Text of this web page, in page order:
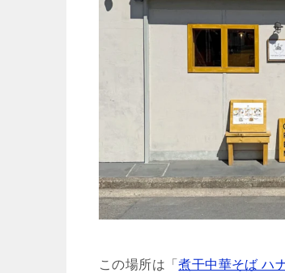
この場所は「煮干中華そば ハ